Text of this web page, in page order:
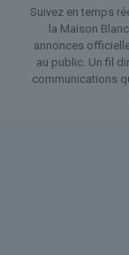
Suivez en temps
la Maison
annonces
au public. Un fil
communications